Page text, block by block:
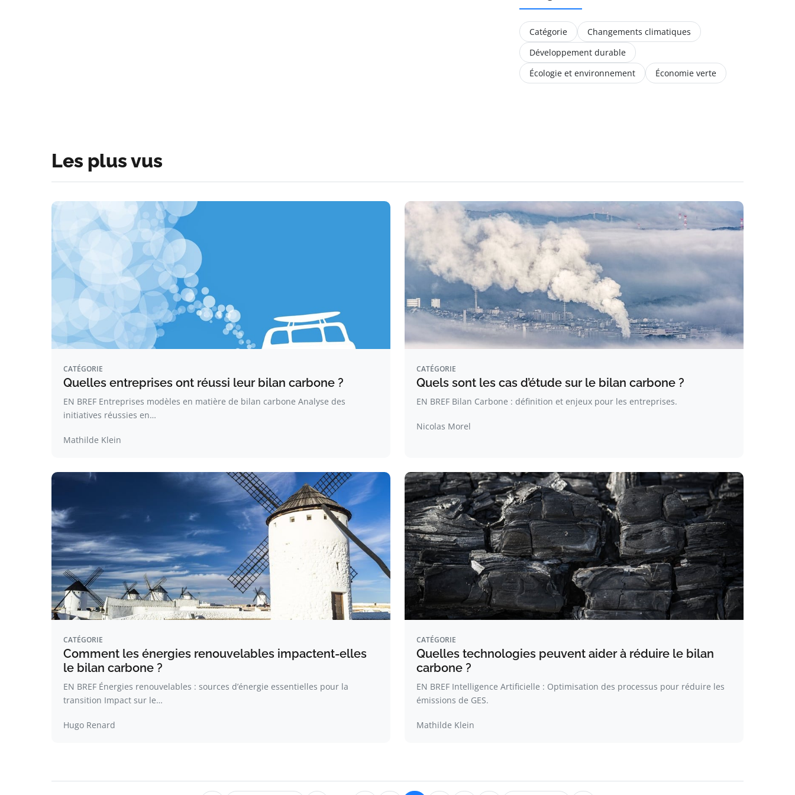
Catégorie
Changements climatiques
Développement durable
Écologie et environnement
Économie verte
Les plus vus
CATÉGORIE
Quelles entreprises ont réussi leur bilan carbone ?
EN BREF Entreprises modèles en matière de bilan carbone Analyse des
initiatives réussies en…
Mathilde Klein
CATÉGORIE
Quels sont les cas d’étude sur le bilan carbone ?
EN BREF Bilan Carbone : définition et enjeux pour les entreprises.
Nicolas Morel
CATÉGORIE
Comment les énergies renouvelables impactent-elles
le bilan carbone ?
EN BREF Énergies renouvelables : sources d’énergie essentielles pour la
transition Impact sur le…
Hugo Renard
CATÉGORIE
Quelles technologies peuvent aider à réduire le bilan
carbone ?
EN BREF Intelligence Artificielle : Optimisation des processus pour réduire les
émissions de GES.
Mathilde Klein